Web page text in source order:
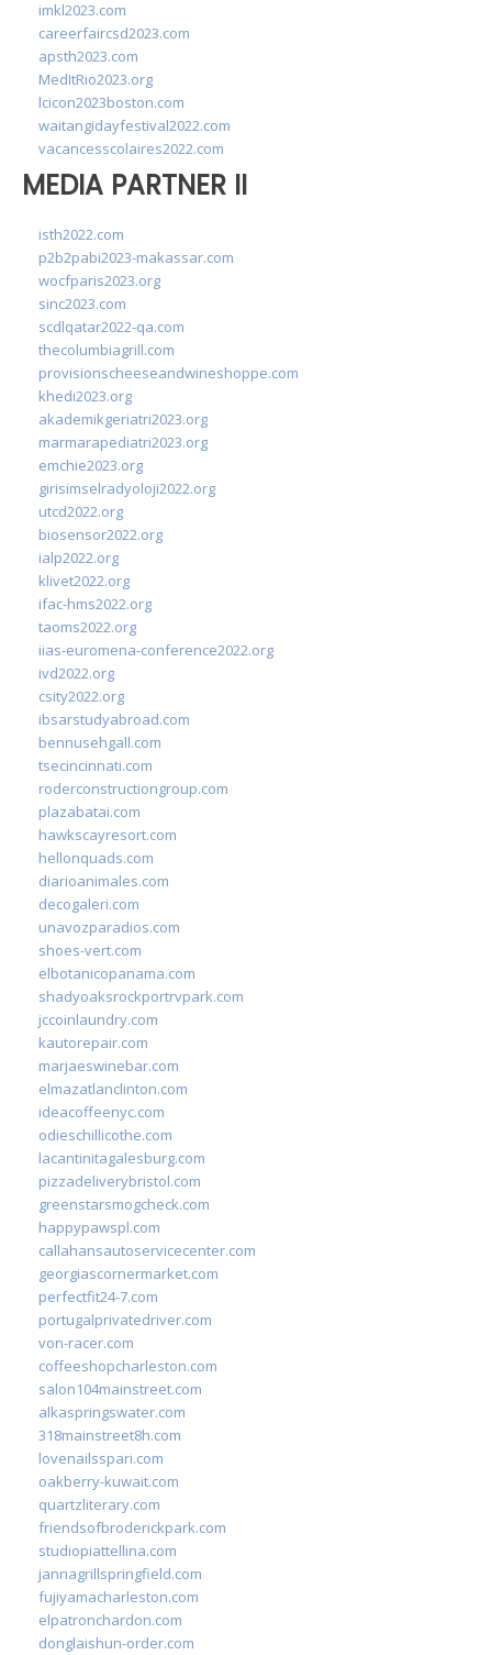
imkl2023.com
careerfaircsd2023.com
apsth2023.com
MedItRio2023.org
lcicon2023boston.com
waitangidayfestival2022.com
vacancesscolaires2022.com
MEDIA PARTNER II
isth2022.com
p2b2pabi2023-makassar.com
wocfparis2023.org
sinc2023.com
scdlqatar2022-qa.com
thecolumbiagrill.com
provisionscheeseandwineshoppe.com
khedi2023.org
akademikgeriatri2023.org
marmarapediatri2023.org
emchie2023.org
girisimselradyoloji2022.org
utcd2022.org
biosensor2022.org
ialp2022.org
klivet2022.org
ifac-hms2022.org
taoms2022.org
iias-euromena-conference2022.org
ivd2022.org
csity2022.org
ibsarstudyabroad.com
bennusehgall.com
tsecincinnati.com
roderconstructiongroup.com
plazabatai.com
hawkscayresort.com
hellonquads.com
diarioanimales.com
decogaleri.com
unavozparadios.com
shoes-vert.com
elbotanicopanama.com
shadyoaksrockportrvpark.com
jccoinlaundry.com
kautorepair.com
marjaeswinebar.com
elmazatlanclinton.com
ideacoffeenyc.com
odieschillicothe.com
lacantinitagalesburg.com
pizzadeliverybristol.com
greenstarsmogcheck.com
happypawspl.com
callahansautoservicecenter.com
georgiascornermarket.com
perfectfit24-7.com
portugalprivatedriver.com
von-racer.com
coffeeshopcharleston.com
salon104mainstreet.com
alkaspringswater.com
318mainstreet8h.com
lovenailsspari.com
oakberry-kuwait.com
quartzliterary.com
friendsofbroderickpark.com
studiopiattellina.com
jannagrillspringfield.com
fujiyamacharleston.com
elpatronchardon.com
donglaishun-order.com